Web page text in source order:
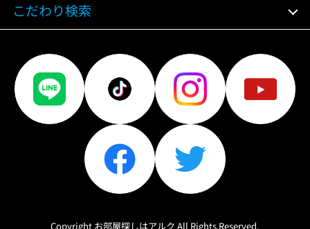
こだわり検索
Copyright お部屋探しはアルク All Rights Reserved.